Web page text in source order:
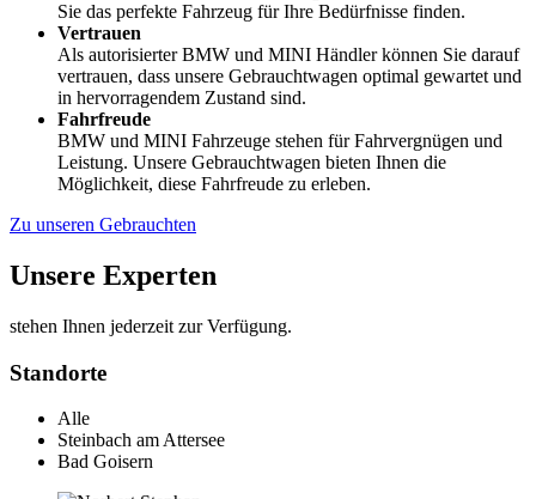
Sie das perfekte Fahrzeug für Ihre Bedürfnisse finden.
Vertrauen
Als autorisierter BMW und MINI Händler können Sie darauf
vertrauen, dass unsere Gebrauchtwagen optimal gewartet und
in hervorragendem Zustand sind.
Fahrfreude
BMW und MINI Fahrzeuge stehen für Fahrvergnügen und
Leistung. Unsere Gebrauchtwagen bieten Ihnen die
Möglichkeit, diese Fahrfreude zu erleben.
Zu unseren Gebrauchten
Unsere Experten
stehen Ihnen jederzeit zur Verfügung.
Standorte
Alle
Steinbach am Attersee
Bad Goisern